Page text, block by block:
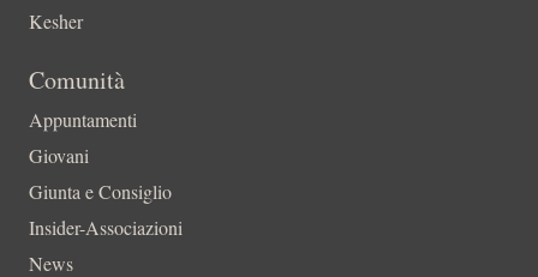
Kesher
Comunità
Appuntamenti
Giovani
Giunta e Consiglio
Insider-Associazioni
News